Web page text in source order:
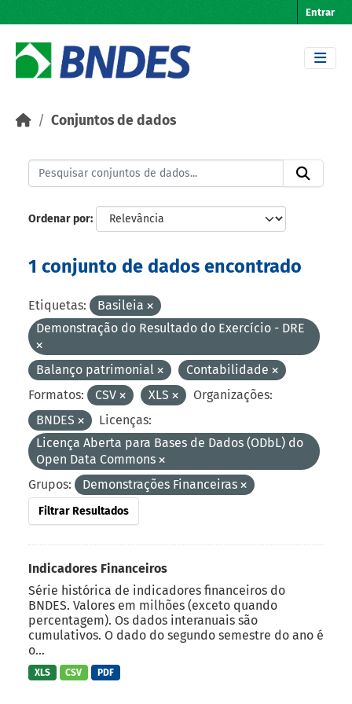
Entrar
Conjuntos de dados
Ordenar por
1 conjunto de dados encontrado
Etiquetas:
Basileia
Demonstração do Resultado do Exercício - DRE
Balanço patrimonial
Contabilidade
Formatos:
CSV XLS
Organizações:
BNDES
Licenças:
Licença Aberta para Bases de Dados (ODbL) do
Open Data Commons
Grupos:
Demonstrações Financeiras
Filtrar Resultados
Indicadores Financeiros
Série histórica de indicadores financeiros do
BNDES. Valores em milhões (exceto quando
percentagem). Os dados interanuais são
cumulativos. O dado do segundo semestre do ano é
o...
XLS CSV PDF